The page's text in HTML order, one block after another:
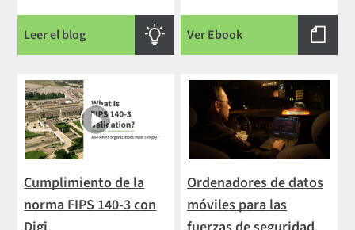
Leer el blog Ver Ebook
Cumplimiento de la
norma FIPS 140-3 con
Ordenadores de datos
móviles para las